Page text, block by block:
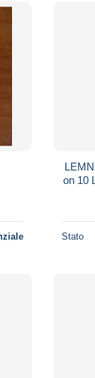
on 10
Stato